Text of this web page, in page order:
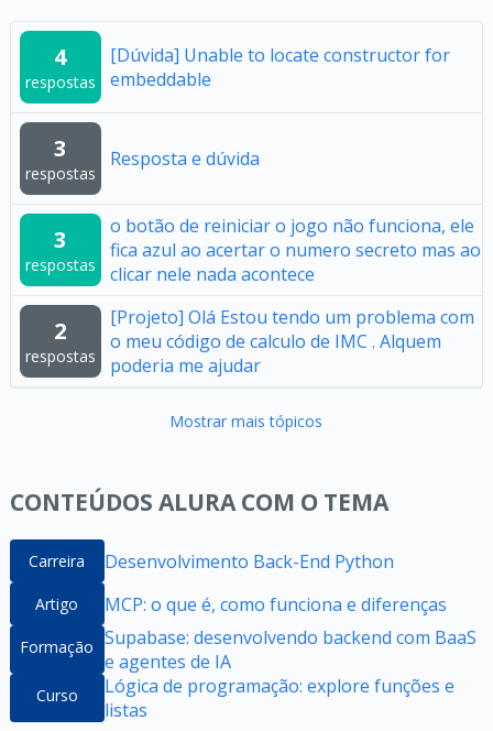
4
respostas
[Dúvida] Unable to locate constructor for
embeddable
3
respostas
Resposta e dúvida
3
respostas
o botão de reiniciar o jogo não funciona, ele
fica azul ao acertar o numero secreto mas ao
clicar nele nada acontece
2
respostas
[Projeto] Olá Estou tendo um problema com
o meu código de calculo de IMC . Alquem
poderia me ajudar
Mostrar mais tópicos
CONTEÚDOS ALURA COM O TEMA
Carreira Desenvolvimento Back-End Python
Artigo MCP: o que é, como funciona e diferenças
Formação Supabase: desenvolvendo backend com BaaS
e agentes de IA
Curso
Lógica de programação: explore funções e
listas